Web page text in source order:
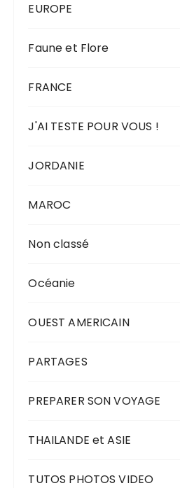
EUROPE
Faune et Flore
FRANCE
J'AI TESTE POUR VOUS !
JORDANIE
MAROC
Non classé
Océanie
OUEST AMERICAIN
PARTAGES
PREPARER SON VOYAGE
THAILANDE et ASIE
TUTOS PHOTOS VIDEO